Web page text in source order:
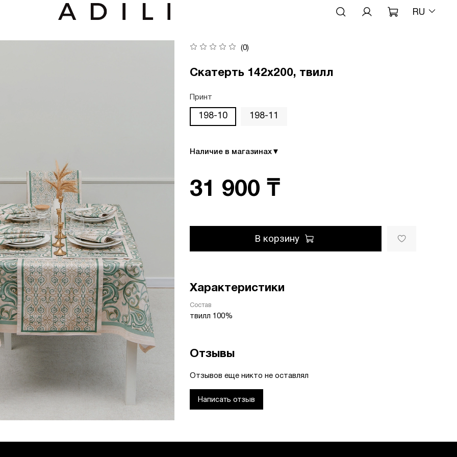
RU
(0)
Скатерть 142х200, твилл
Принт
198-10 198-11
Наличие в магазинах ▼
31 900 ₸
В корзину
Характеристики
Состав
твилл 100%
Отзывы
Отзывов еще никто не оставлял
Написать отзыв